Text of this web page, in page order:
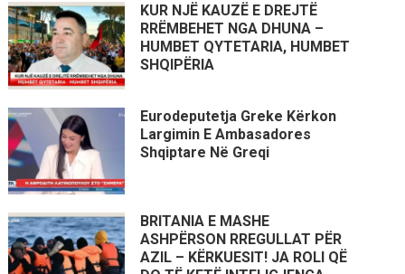
KUR NJË KAUZË E DREJTË
RRËMBEHET NGA DHUNA –
HUMBET QYTETARIA, HUMBET
SHQIPËRIA
Eurodeputetja Greke Kërkon
Largimin E Ambasadores
Shqiptare Në Greqi
BRITANIA E MASHE
ASHPËRSON RREGULLAT PËR
AZIL – KËRKUESIT! JA ROLI QË